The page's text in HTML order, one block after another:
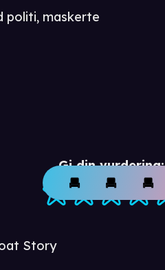
Gi din vurdering:
Story
politi, maskerte